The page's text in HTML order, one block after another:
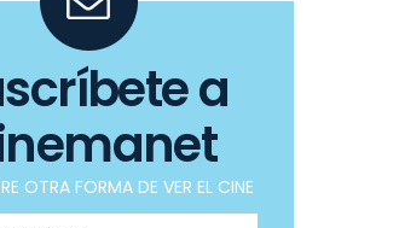
a
OTRA FORMA DE VER EL CINE